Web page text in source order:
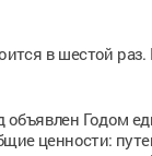
в шестой раз.
Годом
ценности: